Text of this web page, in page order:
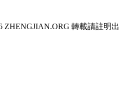
ZHENGJIAN.ORG 轉載請註明出